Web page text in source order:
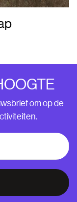
om op de